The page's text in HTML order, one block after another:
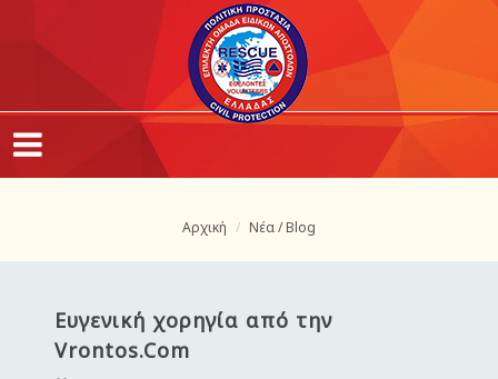
Αρχική Νέα / Blog
Ευγενική χορηγία από την
Vrontos.Com